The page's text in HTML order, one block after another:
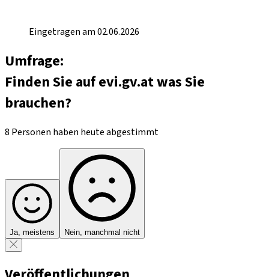
Eingetragen am 02.06.2026
Umfrage:
Finden Sie auf evi.gv.at was Sie
brauchen?
8 Personen haben heute abgestimmt
Ja, meistens Nein, manchmal nicht